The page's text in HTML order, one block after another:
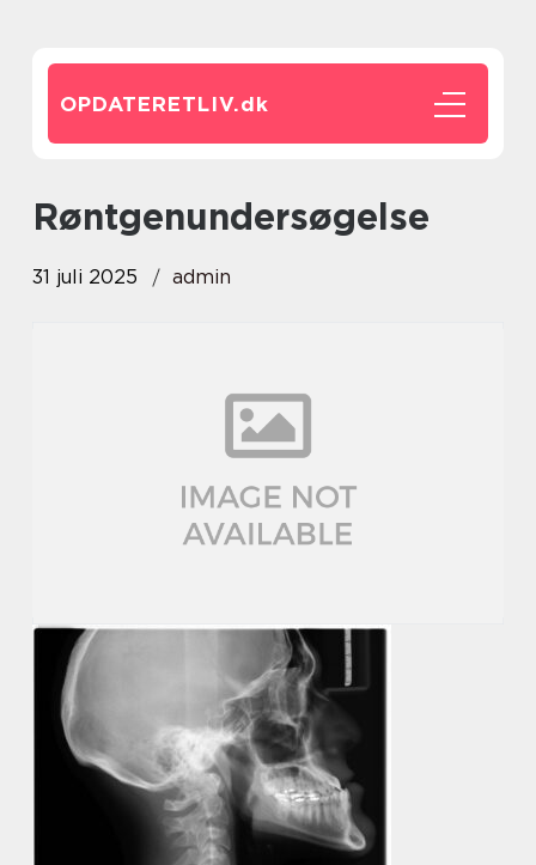
OPDATERETLIV.dk
Røntgenundersøgelse
31 juli 2025 admin